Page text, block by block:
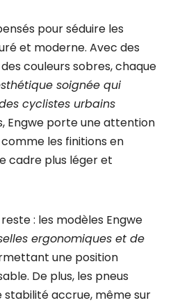
pour séduire les
et moderne. Avec des
couleurs sobres, chaque
soignée qui
cyclistes urbains
Engwe porte une attention
les finitions en
cadre plus léger et
: les modèles Engwe
ergonomiques et de
une position
De plus, les pneus
stabilité accrue, même sur